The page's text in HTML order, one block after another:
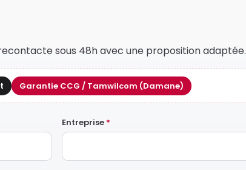
sous 48h avec une proposition adaptée.
Garantie CCG / Tamwilcom (Damane)
Entreprise *